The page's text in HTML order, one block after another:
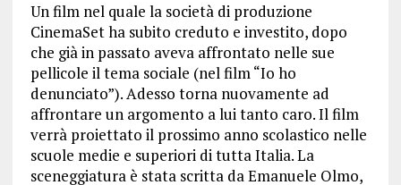
Un film nel quale la società di produzione
CinemaSet ha subito creduto e investito, dopo
che già in passato aveva affrontato nelle sue
pellicole il tema sociale (nel film “Io ho
denunciato”). Adesso torna nuovamente ad
affrontare un argomento a lui tanto caro. Il film
verrà proiettato il prossimo anno scolastico nelle
scuole medie e superiori di tutta Italia. La
sceneggiatura è stata scritta da Emanuele Olmo,